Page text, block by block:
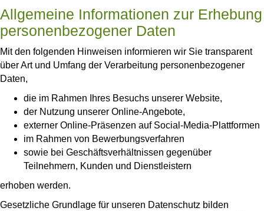
Allgemeine Informationen zur Erhebung
personenbezogener Daten
Mit den folgenden Hinweisen informieren wir Sie transparent
über Art und Umfang der Verarbeitung personenbezogener
Daten,
die im Rahmen Ihres Besuchs unserer Website,
der Nutzung unserer Online-Angebote,
externer Online-Präsenzen auf Social-Media-Plattformen
im Rahmen von Bewerbungsverfahren
sowie bei Geschäftsverhältnissen gegenüber
Teilnehmern, Kunden und Dienstleistern
erhoben werden.
Gesetzliche Grundlage für unseren Datenschutz bilden